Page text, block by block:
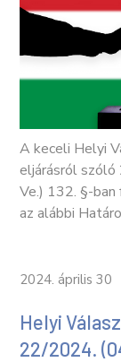
A keceli Helyi
eljárásról szóló
Ve.) 132. §-
az alábbi
2024. április 30
Helyi
22/2024.